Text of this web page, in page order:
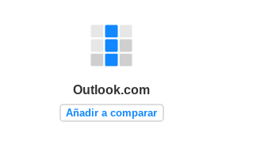
Outlook.com
Añadir a comparar